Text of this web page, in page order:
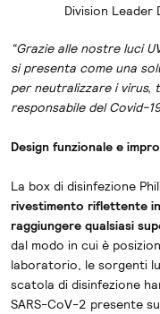
Division Leader
“Grazie alle nostre luci
si presenta come una
per neutralizzare i virus,
responsabile del Covid-
Design funzionale e
La box di disinfezione
rivestimento riflettente
raggiungere qualsiasi
dal modo in cui è
laboratorio, le sorgenti
scatola di disinfezione
SARS-CoV-2 presente